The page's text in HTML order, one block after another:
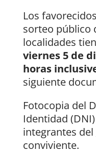
Los
sorteo público
localidades
viernes 5 de
horas
siguiente
Fotocopia del
Identidad
integrantes
conviviente.